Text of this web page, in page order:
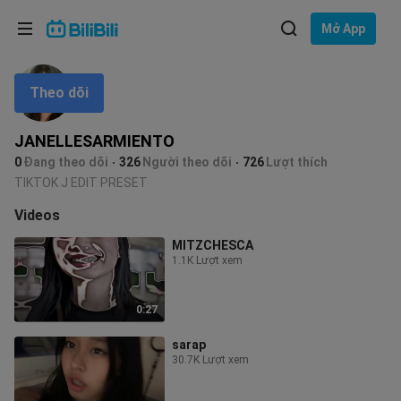
Mở App
JANELLESARMIENTO
0Đang theo dõi 326 Người theo dõi 726 Lượt thích
Theo dõi
TIKTOK J EDIT PRESET
Videos
0:27
MITZCHESCA
1.1K Lượt xem
sarap
30.7K Lượt xem
Ngôn ngữ: Tiếng Việt
Lựa chọn ngôn ngữ
English
ภาษาไทย
Tiếng Việt
Bahasa Indonesia
Bahasa Melayu